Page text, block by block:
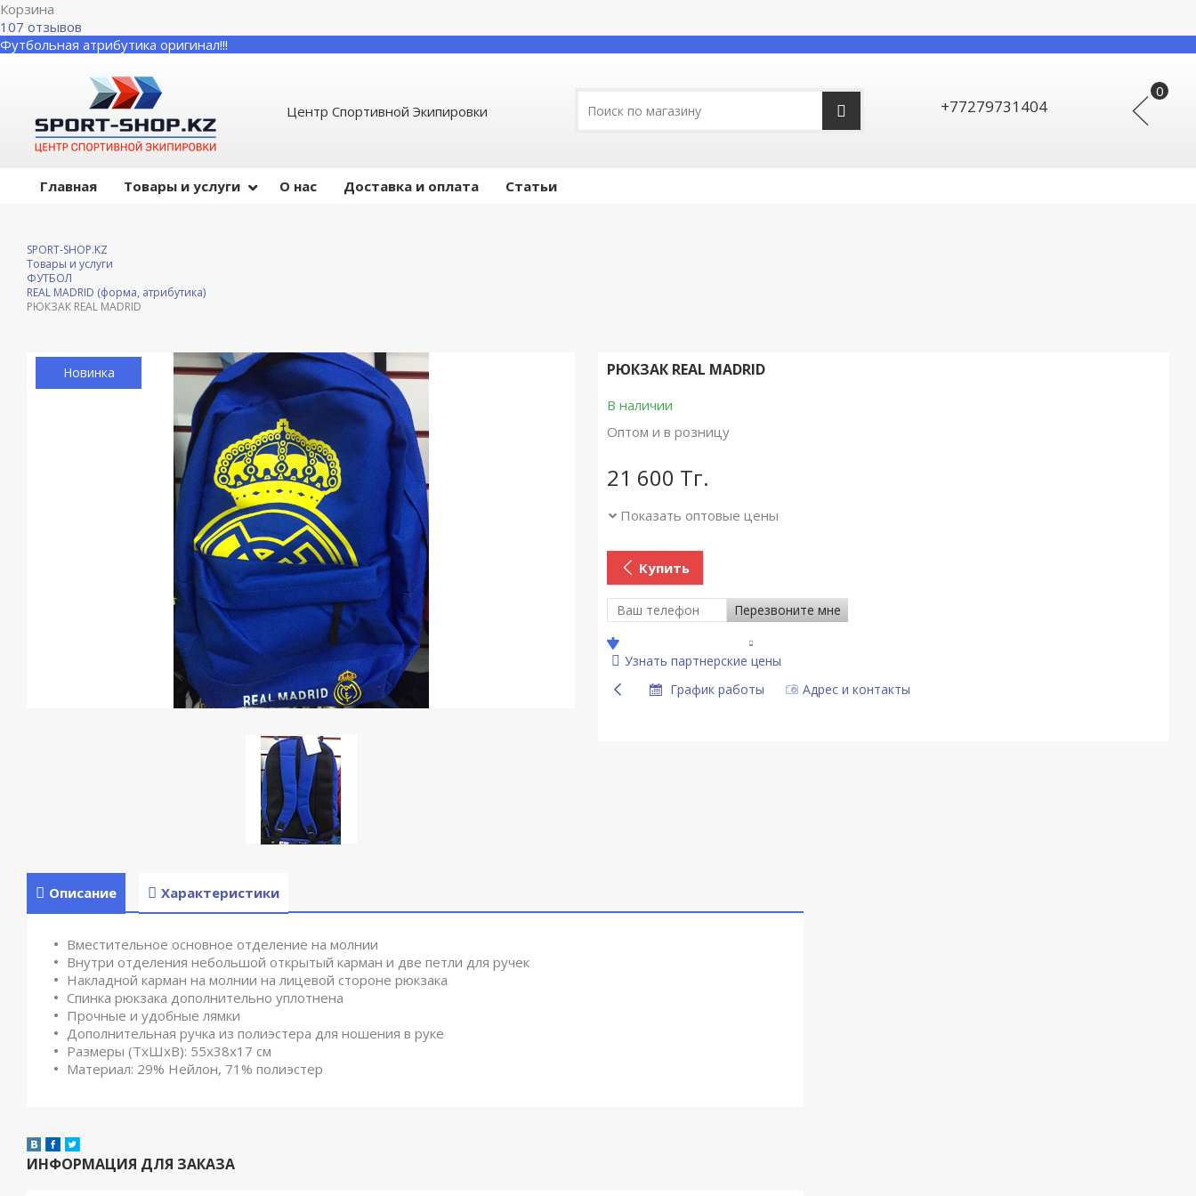
Корзина
107 отзывов
Футбольная атрибутика оригинал!!!
Центр Спортивной Экипировки +77279731404
Главная Товары и услуги О нас Доставка и оплата Статьи
SPORT-SHOP.KZ
Товары и услуги
ФУТБОЛ
REAL MADRID (форма, атрибутика)
РЮКЗАК REAL MADRID
Новинка РЮКЗАК REAL MADRID
В наличии
Оптом и в розницу
21 600 Тг.
Показать оптовые цены
Купить
Перезвоните мне
Узнать партнерские цены
График работы
Адрес и контакты
Описание Характеристики
Вместительное основное отделение на молнии
Внутри отделения небольшой открытый карман и две петли для ручек
Накладной карман на молнии на лицевой стороне рюкзака
Спинка рюкзака дополнительно уплотнена
Прочные и удобные лямки
Дополнительная ручка из полиэстера для ношения в руке
Размеры (ТхШхВ): 55х38х17 см
Материал: 29% Нейлон, 71% полиэстер
ИНФОРМАЦИЯ ДЛЯ ЗАКАЗА